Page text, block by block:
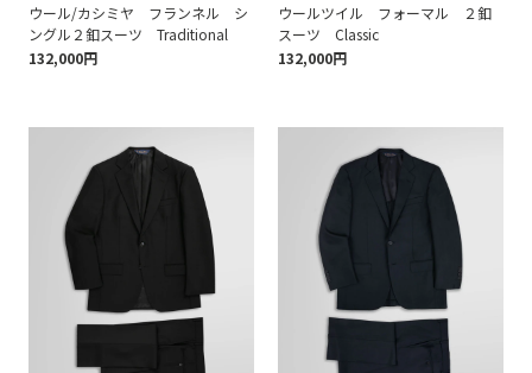
ウール/カシミヤ フランネル シ
ングル２釦スーツ Traditional
132,000円
ウールツイル フォーマル ２釦
スーツ Classic
132,000円